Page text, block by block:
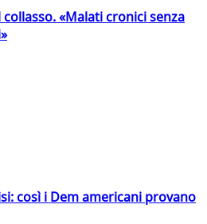
«Malati cronici senza
così i Dem americani provano